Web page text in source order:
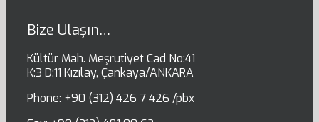
Bize Ulaşın…
Kültür Mah. Meşrutiyet Cad No:41
K:3 D:11 Kızılay, Çankaya/ANKARA
Phone: +90 (312) 426 7 426 /pbx